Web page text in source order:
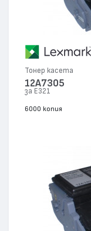
Тонер касета
12A7305
за E321
6000 копия